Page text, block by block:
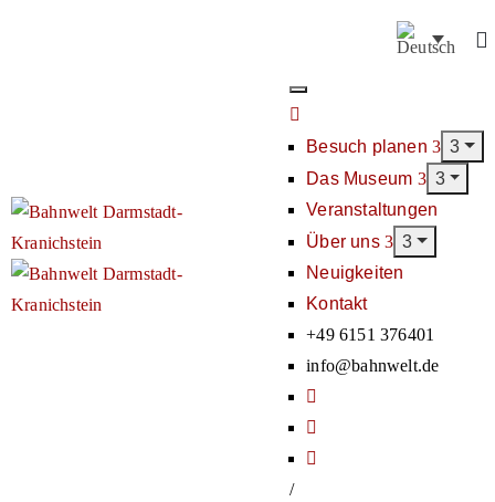
Besuch planen
Das Museum
Veranstaltungen
Über uns
Neuigkeiten
Kontakt
+49 6151 376401
info@bahnwelt.de
/